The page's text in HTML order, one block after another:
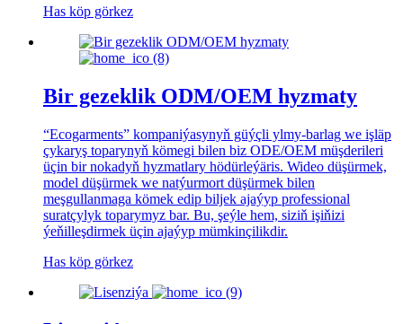
Has köp görkez
Bir gezeklik ODM/OEM hyzmaty
“Ecogarments” kompaniýasynyň güýçli ylmy-barlag we işläp
çykaryş toparynyň kömegi bilen biz ODE/OEM müşderileri
üçin bir nokadyň hyzmatlary hödürleýäris. Wideo düşürmek,
model düşürmek we natýurmort düşürmek bilen
meşgullanmaga kömek edip biljek ajaýyp professional
suratçylyk toparymyz bar. Bu, şeýle hem, siziň işiňizi
ýeňilleşdirmek üçin ajaýyp mümkinçilikdir.
Has köp görkez